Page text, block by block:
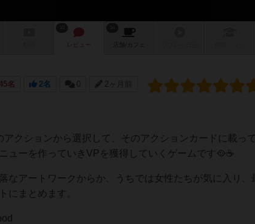
レビュー 店舗/ カフェ
名 2名 0 2ヶ月前
アクションから選択して、そのアクションカードに載っ
ューを作っていきVPを獲得していくゲームです🥘☕️
なアートワークからか、うちでは女性たちが気に入り
にまとめます。